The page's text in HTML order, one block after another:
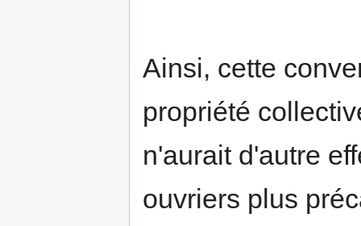
Ainsi, cette
propriété
n'aurait d'autre
ouvriers plus